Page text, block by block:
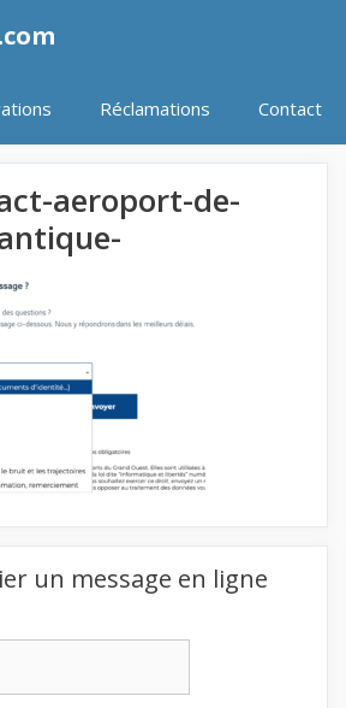
Réclamations Contact
aeroport-de-
un message en ligne